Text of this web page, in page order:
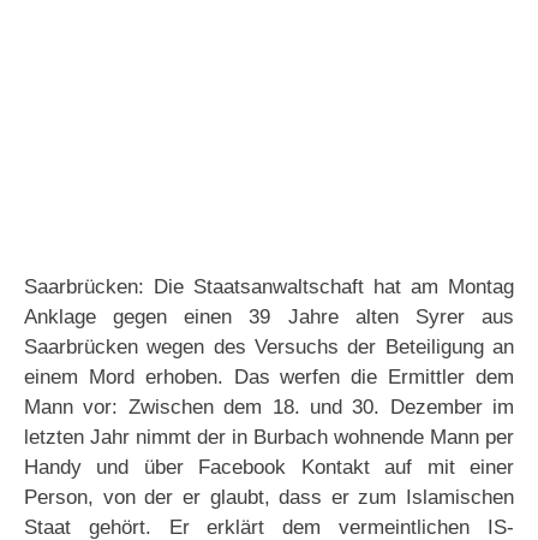
Saarbrücken: Die Staatsanwaltschaft hat am Montag
Anklage gegen einen 39 Jahre alten Syrer aus
Saarbrücken wegen des Versuchs der Beteiligung an
einem Mord erhoben. Das werfen die Ermittler dem
Mann vor: Zwischen dem 18. und 30. Dezember im
letzten Jahr nimmt der in Burbach wohnende Mann per
Handy und über Facebook Kontakt auf mit einer
Person, von der er glaubt, dass er zum Islamischen
Staat gehört. Er erklärt dem vermeintlichen IS-